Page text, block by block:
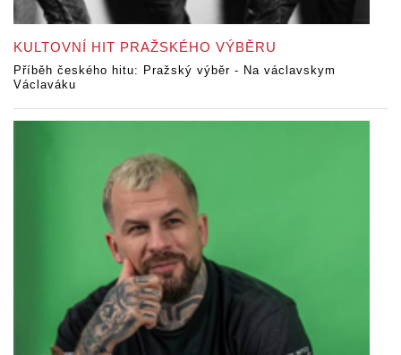
KULTOVNÍ HIT PRAŽSKÉHO VÝBĚRU
Příběh českého hitu: Pražský výběr - Na václavskym
Václaváku